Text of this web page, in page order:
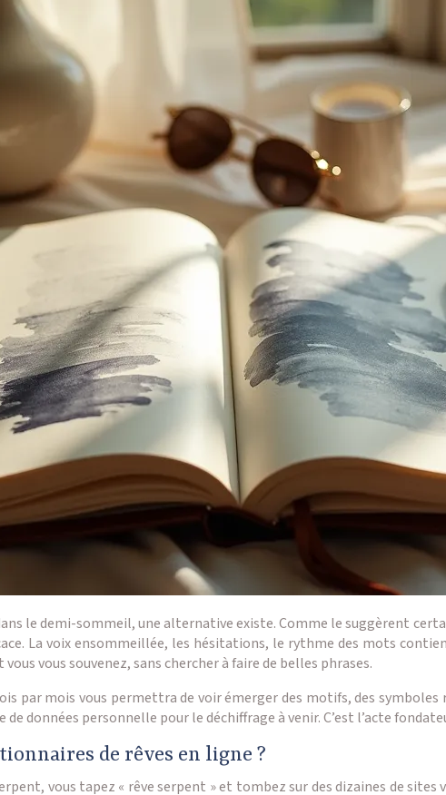
le demi-sommeil, une alternative existe. Comme le suggèrent
La voix ensommeillée, les hésitations, le rythme des mots
vous souvenez, sans chercher à faire de belles phrases.
par mois vous permettra de voir émerger des motifs, des
données personnelle pour le déchiffrage à venir. C’est l’acte
de rêves en ligne ?
vous tapez « rêve serpent » et tombez sur des dizaines de